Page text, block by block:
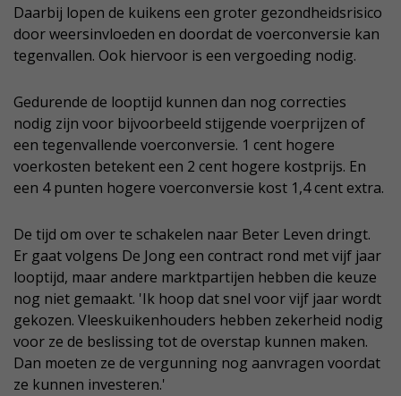
Daarbij lopen de kuikens een groter gezondheidsrisico
door weersinvloeden en doordat de voerconversie kan
tegenvallen. Ook hiervoor is een vergoeding nodig.
Gedurende de looptijd kunnen dan nog correcties
nodig zijn voor bijvoorbeeld stijgende voerprijzen of
een tegenvallende voerconversie. 1 cent hogere
voerkosten betekent een 2 cent hogere kostprijs. En
een 4 punten hogere voerconversie kost 1,4 cent extra.
De tijd om over te schakelen naar Beter Leven dringt.
Er gaat volgens De Jong een contract rond met vijf jaar
looptijd, maar andere marktpartijen hebben die keuze
nog niet gemaakt. 'Ik hoop dat snel voor vijf jaar wordt
gekozen. Vleeskuikenhouders hebben zekerheid nodig
voor ze de beslissing tot de overstap kunnen maken.
Dan moeten ze de vergunning nog aanvragen voordat
ze kunnen investeren.'